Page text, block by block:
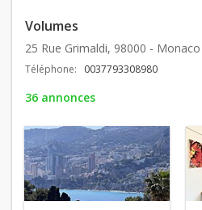
Volumes
25 Rue Grimaldi, 98000 - Monaco
Téléphone: 0037793308980
36 annonces